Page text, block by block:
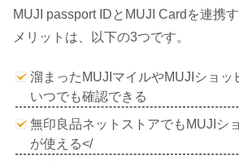
MUJI passport IDとMUJI Cardを連携
メリットは、以下の3つです。
溜まったMUJIマイルやMUJIショッ
いつでも確認できる
無印良品ネットストアでもMUJIシ
が使える</